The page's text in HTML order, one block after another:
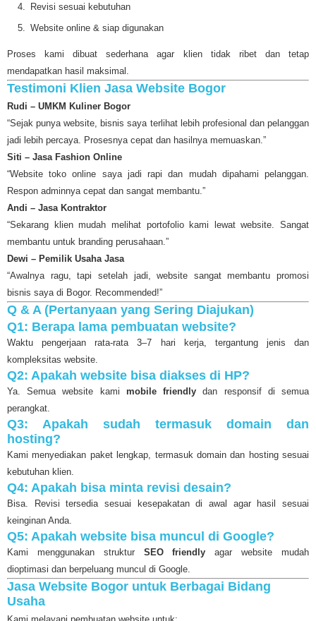
Revisi sesuai kebutuhan
Website online & siap digunakan
Proses kami dibuat sederhana agar klien tidak ribet dan tetap
mendapatkan hasil maksimal.
Testimoni Klien Jasa Website Bogor
Rudi – UMKM Kuliner Bogor
“Sejak punya website, bisnis saya terlihat lebih profesional dan pelanggan
jadi lebih percaya. Prosesnya cepat dan hasilnya memuaskan.”
Siti – Jasa Fashion Online
“Website toko online saya jadi rapi dan mudah dipahami pelanggan.
Respon adminnya cepat dan sangat membantu.”
Andi – Jasa Kontraktor
“Sekarang klien mudah melihat portofolio kami lewat website. Sangat
membantu untuk branding perusahaan.”
Dewi – Pemilik Usaha Jasa
“Awalnya ragu, tapi setelah jadi, website sangat membantu promosi
bisnis saya di Bogor. Recommended!”
Q & A (Pertanyaan yang Sering Diajukan)
Q1: Berapa lama pembuatan website?
Waktu pengerjaan rata-rata 3–7 hari kerja, tergantung jenis dan
kompleksitas website.
Q2: Apakah website bisa diakses di HP?
Ya. Semua website kami mobile friendly dan responsif di semua
perangkat.
Q3: Apakah sudah termasuk domain dan
hosting?
Kami menyediakan paket lengkap, termasuk domain dan hosting sesuai
kebutuhan klien.
Q4: Apakah bisa minta revisi desain?
Bisa. Revisi tersedia sesuai kesepakatan di awal agar hasil sesuai
keinginan Anda.
Q5: Apakah website bisa muncul di Google?
Kami menggunakan struktur SEO friendly agar website mudah
dioptimasi dan berpeluang muncul di Google.
Jasa Website Bogor untuk Berbagai Bidang
Usaha